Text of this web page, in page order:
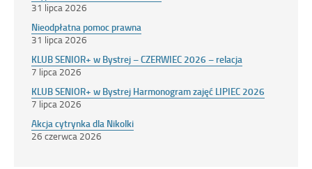
31 lipca 2026
Nieodpłatna pomoc prawna
31 lipca 2026
KLUB SENIOR+ w Bystrej – CZERWIEC 2026 – relacja
7 lipca 2026
KLUB SENIOR+ w Bystrej Harmonogram zajęć LIPIEC 2026
7 lipca 2026
Akcja cytrynka dla Nikolki
26 czerwca 2026